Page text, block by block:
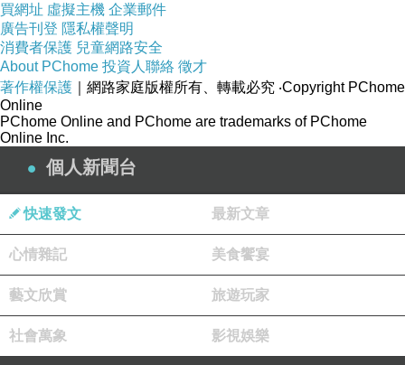
潭、半屏山等自然風景，人文交會的區域，感受
的到懷舊社區的復古魅力，與南臺灣人的熱情活
力。
買網址 虛擬主機 企業郵件
廣告刊登 隱私權聲明
消費者保護 兒童網路安全
About PChome 投資人聯絡 徵才
著作權保護 ｜網路家庭版權所有、轉載必究 ‧Copyright PChome
Online
PChome Online and PChome are trademarks of PChome
Online Inc.
個人新聞台
快速發文 最新文章
心情雜記 美食饗宴
藝文欣賞 旅遊玩家
社會萬象 影視娛樂